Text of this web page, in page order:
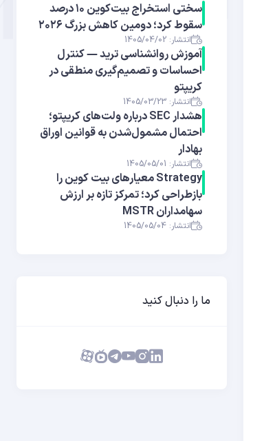
سختی استخراج بیت‌کوین ۱۰ درصد
سقوط کرد؛ دومین کاهش بزرگ ۲۰۲۶
انتشار: 1405/04/02
آموزش روانشناسی ترید — کنترل
احساسات و تصمیم‌گیری منطقی در
کریپتو
انتشار: 1405/03/23
هشدار SEC درباره ولت‌های کریپتو؛
احتمال مشمول‌شدن به قوانین اوراق
بهادار
انتشار: 1405/05/01
Strategy معیارهای بیت کوین را
بازطراحی کرد؛ تمرکز تازه بر ارزش
سهامداران MSTR
انتشار: 1405/05/04
ما را دنبال کنید